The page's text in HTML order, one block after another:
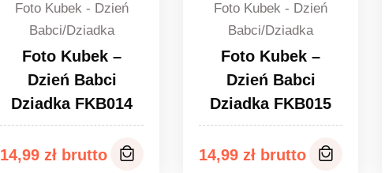
Foto Kubek - Dzień
Babci/Dziadka
Foto Kubek –
Dzień Babci
Dziadka FKB014
14,99 zł
Foto Kubek - Dzień
Babci/Dziadka
Foto Kubek –
Dzień Babci
Dziadka FKB015
14,99 zł